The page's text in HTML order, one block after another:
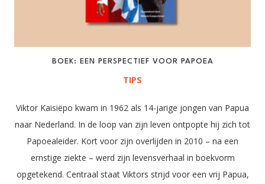
BOEK: EEN PERSPECTIEF VOOR PAPOEA
TIPS
Viktor Kaisiëpo kwam in 1962 als 14-jarige jongen van Papua
naar Nederland. In de loop van zijn leven ontpopte hij zich tot
Papoealeider. Kort voor zijn overlijden in 2010 – na een
ernstige ziekte – werd zijn levensverhaal in boekvorm
opgetekend. Centraal staat Viktors strijd voor een vrij Papua,